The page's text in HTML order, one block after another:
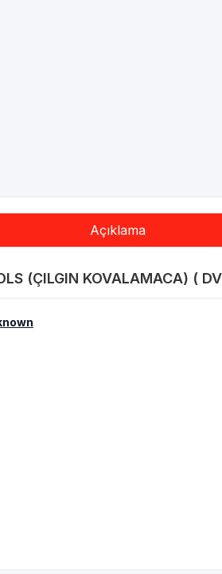
Açıklama
(ÇILGIN KOVALAMACA) (